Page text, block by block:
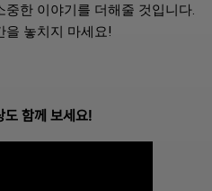
한 이야기를 더해줄 것입니다.
을 놓치지 마세요!
함께 보세요!